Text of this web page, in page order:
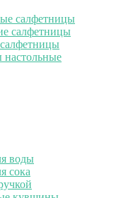
салфетницы
салфетницы
воды
сока